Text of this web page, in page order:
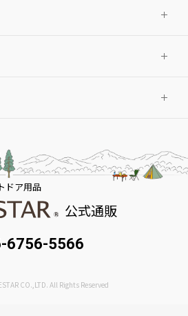
ドア用品
公式通販
6756-5566
CO.,LTD. All Rights Reserved